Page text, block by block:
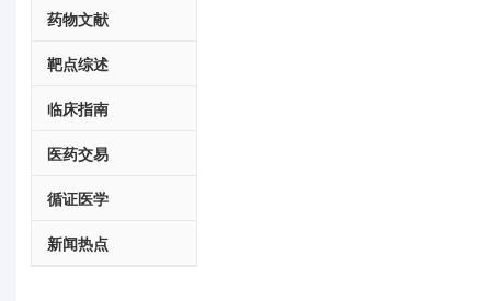
药物文献
靶点综述
临床指南
医药交易
循证医学
新闻热点